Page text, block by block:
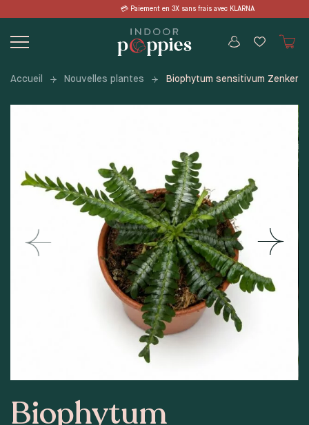
content
en 3X sans frais avec KLARNA 📦
Accueil Nouvelles plantes Biophytum sensitivum Zenkeri
Biophytum